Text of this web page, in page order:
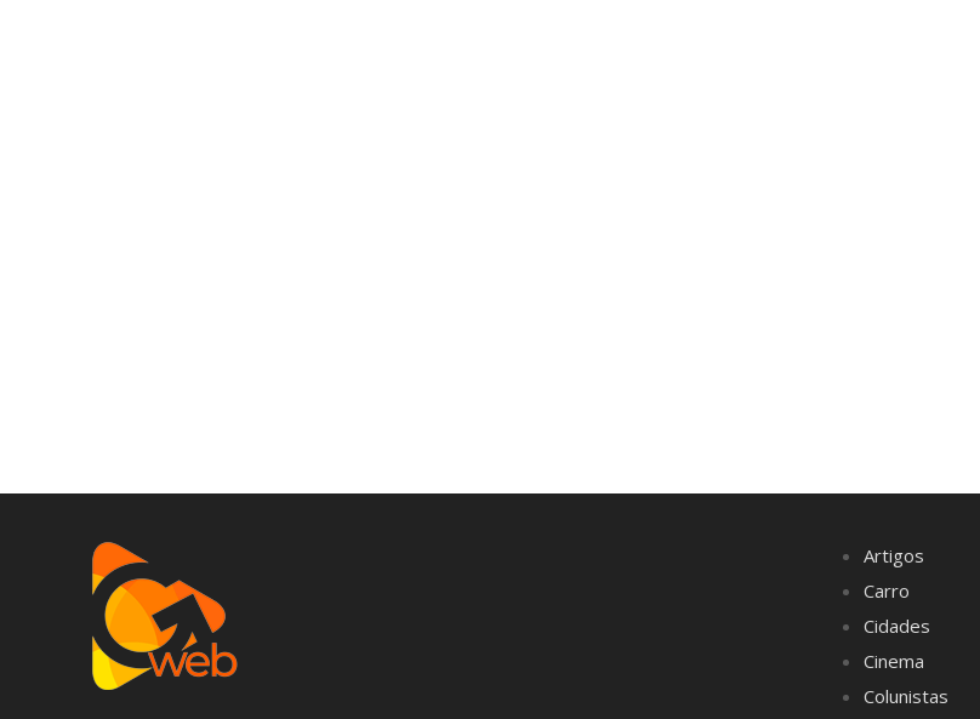
Artigos
Carro
Cidades
Cinema
Colunistas